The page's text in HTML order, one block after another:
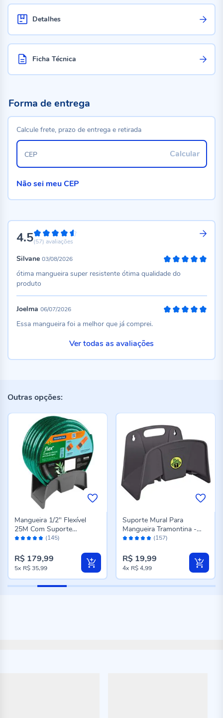
Detalhes
Ficha Técnica
4.590%
(57) avaliações
Silvane 03/08/2026
ótima mangueira super resistente ótima qualidade do
produto
Joelma 06/07/2026
Essa mangueira foi a melhor que já comprei.
Ver todas as avaliações
Forma de entrega
Calcule frete, prazo de entrega e retirada
Calcular
CEP
Não sei meu CEP
Outras opções:
Avaliação: (145)
Mangueira 1/2" Flexível
25M Com Suporte
Tramontina - Verde
R$ 179,99
5x R$ 35,99
Avaliação: (157)
Suporte Mural Para
Mangueira Tramontina -
Cinza
R$ 19,99
4x R$ 4,99